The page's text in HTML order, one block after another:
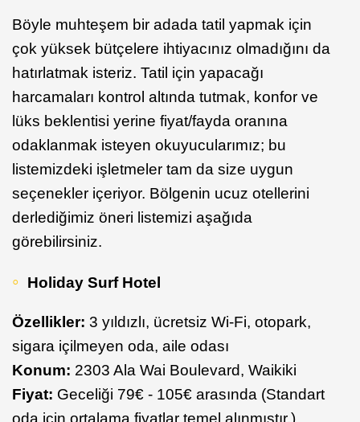
Böyle muhteşem bir adada tatil yapmak için
çok yüksek bütçelere ihtiyacınız olmadığını da
hatırlatmak isteriz. Tatil için yapacağı
harcamaları kontrol altında tutmak, konfor ve
lüks beklentisi yerine fiyat/fayda oranına
odaklanmak isteyen okuyucularımız; bu
listemizdeki işletmeler tam da size uygun
seçenekler içeriyor. Bölgenin ucuz otellerini
derlediğimiz öneri listemizi aşağıda
görebilirsiniz.
Holiday Surf Hotel
Özellikler: 3 yıldızlı, ücretsiz Wi-Fi, otopark,
sigara içilmeyen oda, aile odası
Konum: 2303 Ala Wai Boulevard, Waikiki
Fiyat: Geceliği 79€ - 105€ arasında (Standart
oda için ortalama fiyatlar temel alınmıştır.)